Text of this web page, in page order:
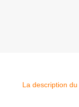
La description du